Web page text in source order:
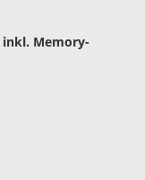
Memory-